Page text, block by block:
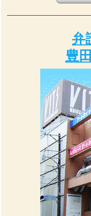
弁
豊